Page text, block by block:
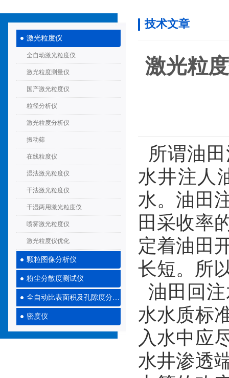
激光粒度仪
全自动激光粒度仪
激光粒度测量仪
国产激光粒度仪
粒径分析仪
激光粒度分析仪
振动筛
在线粒度仪
湿法激光粒度仪
干法激光粒度仪
干湿两用激光粒度仪
喷雾激光粒度仪
激光粒度仪优化
颗粒图像分析仪
粉尘分散度测试仪
全自动比表面积及孔隙度分析仪
密度仪
技术文章
激光粒
所谓油
水井注人
水。油田
田采收率
定着油田
长短。所
油田回
水水质标
入水中应
水井渗透